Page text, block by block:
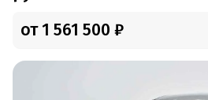
от 1 561 500 ₽